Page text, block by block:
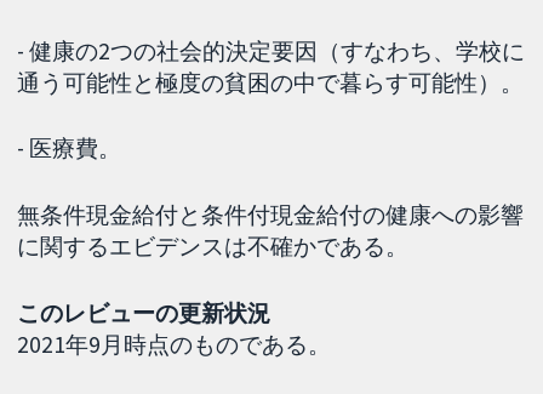
- 健康の2つの社会的決定要因（すなわち、学校に
通う可能性と極度の貧困の中で暮らす可能性）。
- 医療費。
無条件現金給付と条件付現金給付の健康への影響
に関するエビデンスは不確かである。
このレビューの更新状況
2021年9月時点のものである。